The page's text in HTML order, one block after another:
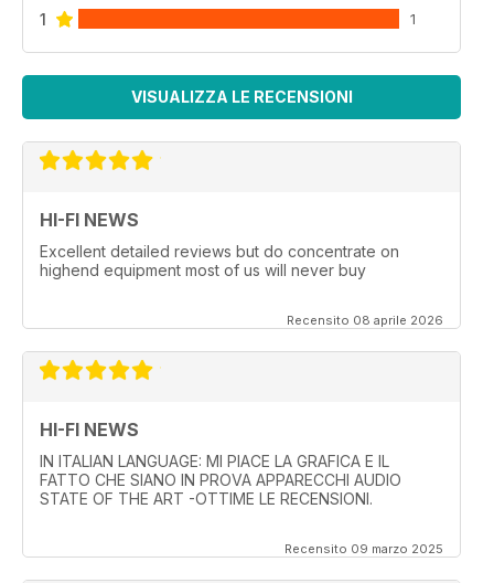
1 1
VISUALIZZA LE RECENSIONI
HI-FI NEWS
Excellent detailed reviews but do concentrate on
highend equipment most of us will never buy
Recensito 08 aprile 2026
HI-FI NEWS
IN ITALIAN LANGUAGE: MI PIACE LA GRAFICA E IL
FATTO CHE SIANO IN PROVA APPARECCHI AUDIO
STATE OF THE ART -OTTIME LE RECENSIONI.
Recensito 09 marzo 2025